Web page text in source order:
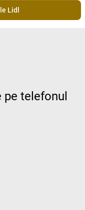
Lidl
telefonul